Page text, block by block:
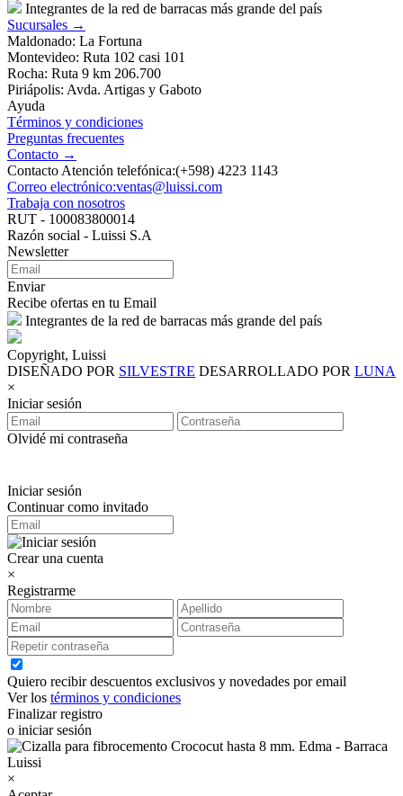
Integrantes de la red de barracas más grande del país
Sucursales →
Maldonado: La Fortuna
Montevideo: Ruta 102 casi 101
Rocha: Ruta 9 km 206.700
Piriápolis: Avda. Artigas y Gaboto
Ayuda
Términos y condiciones
Preguntas frecuentes
Contacto →
Contacto Atención telefónica:(+598) 4223 1143
Correo electrónico:ventas@luissi.com
Trabaja con nosotros
RUT - 100083800014
Razón social - Luissi S.A
Newsletter
Enviar
Recibe ofertas en tu Email
Integrantes de la red de barracas más grande del país
Copyright, Luissi
DISEÑADO POR SILVESTRE DESARROLLADO POR LUNA
×
Iniciar sesión
Olvidé mi contraseña
Iniciar sesión
Continuar como invitado
Crear una cuenta
×
Registrarme
Quiero recibir descuentos exclusivos y novedades por email
Ver los términos y condiciones
Finalizar registro
o iniciar sesión
×